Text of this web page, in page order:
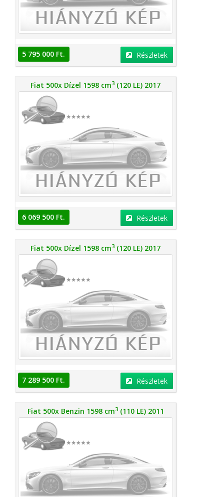
5 795 000 Ft. Részletek
Fiat 500x Dízel 1598 cm3 (120 LE) 2017
6 069 500 Ft. Részletek
Fiat 500x Dízel 1598 cm3 (120 LE) 2017
7 289 500 Ft. Részletek
Fiat 500x Benzin 1598 cm3(110 LE) 2011